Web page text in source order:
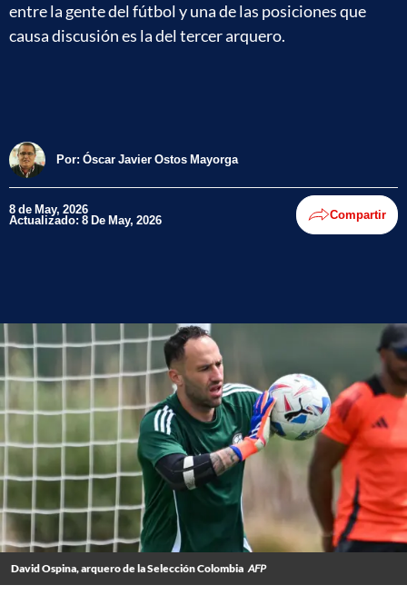
entre la gente del fútbol y una de las posiciones que
causa discusión es la del tercer arquero.
Por: Óscar Javier Ostos Mayorga
8 de May, 2026
Actualizado: 8 De May, 2026 Compartir
David Ospina, arquero de la Selección Colombia AFP